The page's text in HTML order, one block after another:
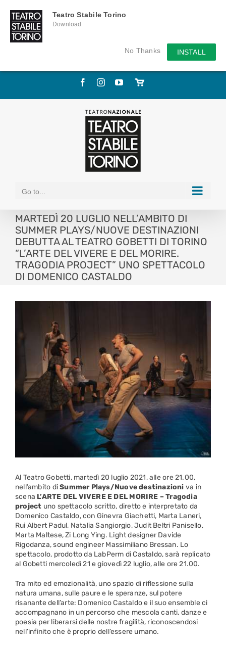
Teatro Stabile Torino
Download
No Thanks INSTALL
Skip
FacebookInstagramYouTube
Store
Go to...
MARTEDÌ 20 LUGLIO NELL’AMBITO DI
SUMMER PLAYS/NUOVE DESTINAZIONI
DEBUTTA AL TEATRO GOBETTI DI TORINO
“L’ARTE DEL VIVERE E DEL MORIRE.
TRAGODIA PROJECT” UNO SPETTACOLO
DI DOMENICO CASTALDO
Al Teatro Gobetti, martedì 20 luglio 2021, alle ore 21.00,
nell’ambito diSummer Plays/Nuove destinazioni va in
scena L’ARTE DEL VIVERE E DEL MORIRE – Tragodia
project uno spettacolo scritto, diretto e interpretato da
Domenico Castaldo, con Ginevra Giachetti, Marta Laneri,
Rui Albert Padul, Natalia Sangiorgio, Judit Beltri Panisello,
Marta Maltese, Zi Long Ying. Light designer Davide
Rigodanza, sound engineer Massimiliano Bressan. Lo
spettacolo, prodotto da LabPerm di Castaldo, sarà replicato
al Gobetti mercoledì 21 e giovedì 22 luglio, alle ore 21.00.
Tra mito ed emozionalità, uno spazio di riflessione sulla
natura umana, sulle paure e le speranze, sul potere
risanante dell’arte: Domenico Castaldo e il suo ensemble ci
accompagnano in un percorso che mescola canti, danze e
poesia per liberarsi delle nostre fragilità, riconoscendosi
nell’infinito che è proprio dell’essere umano.